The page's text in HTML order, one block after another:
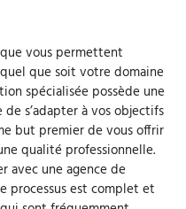
vous permettent
que soit votre domaine
spécialisée possède une
s’adapter à vos objectifs
but premier de vous offrir
qualité professionnelle.
avec une agence de
processus est complet et